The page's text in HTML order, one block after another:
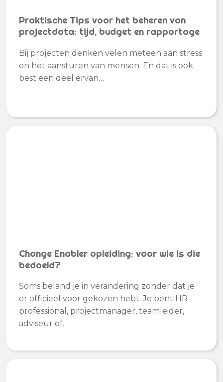
Praktische Tips voor het beheren van
projectdata: tijd, budget en rapportage
Bij projecten denken velen meteen aan stress
en het aansturen van mensen. En dat is ook
best een deel ervan…
Change Enabler opleiding: voor wie is die
bedoeld?
Soms beland je in verandering zonder dat je
er officieel voor gekozen hebt. Je bent HR-
professional, projectmanager, teamleider,
adviseur of..